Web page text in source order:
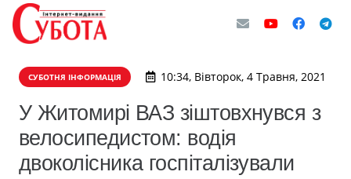
СУБОТНЯ ІНФОРМАЦІЯ 10:34, Вівторок, 4 Травня, 2021
У Житомирі ВАЗ зіштовхнувся з
велосипедистом: водія
двоколісника госпіталізували